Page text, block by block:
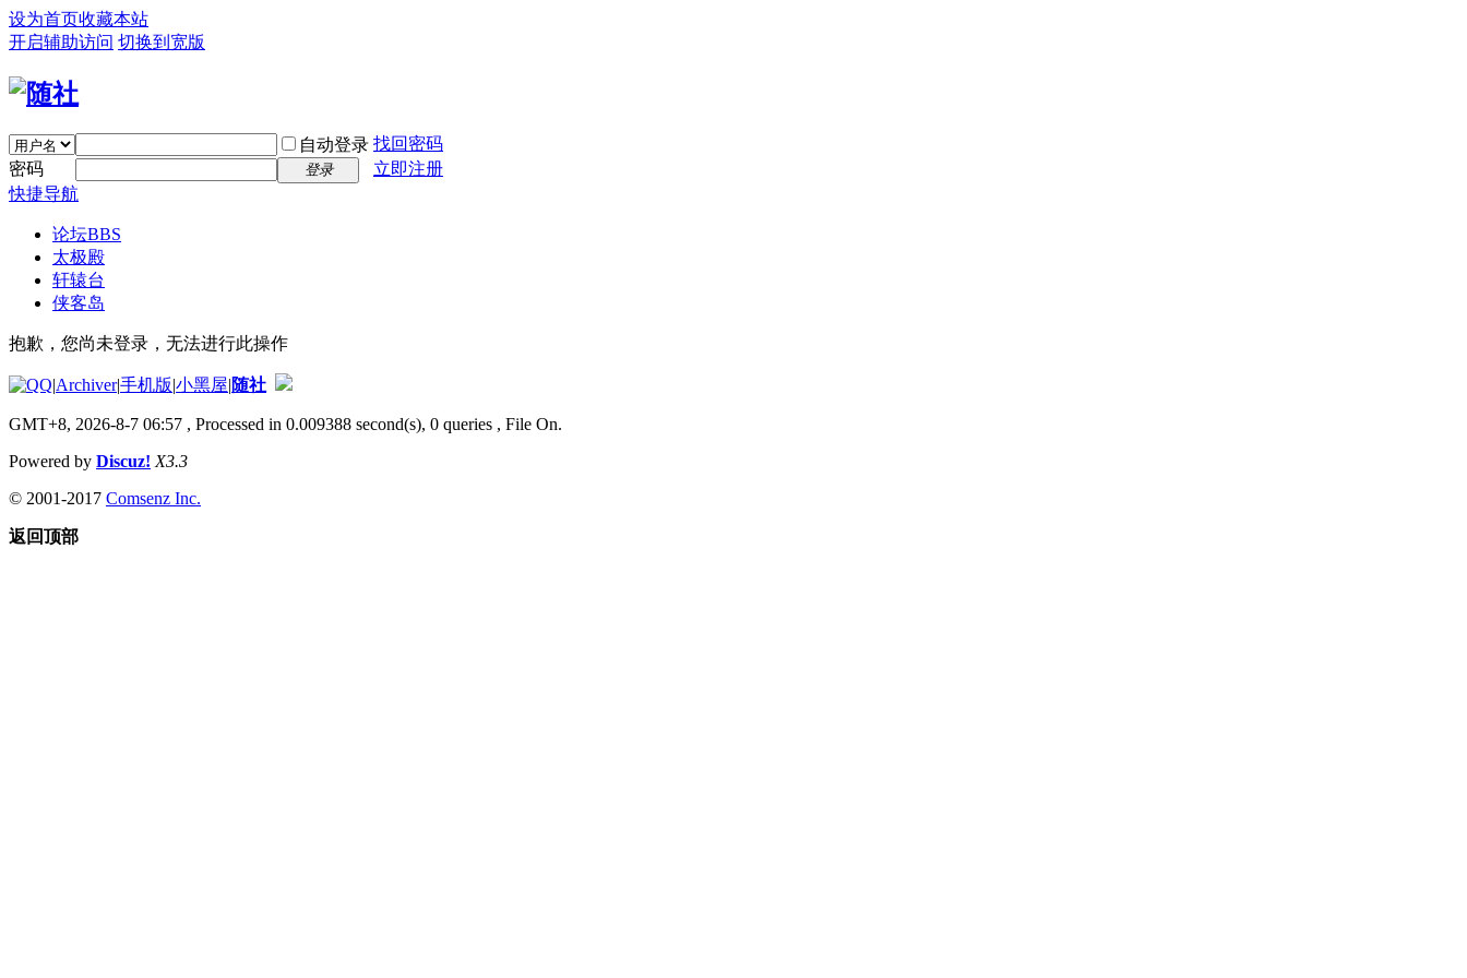
设为首页收藏本站
开启辅助访问 切换到宽版
自动登录 找回密码
密码
登录
立即注册
快捷导航
论坛BBS
太极殿
轩辕台
侠客岛
抱歉，您尚未登录，无法进行此操作
|Archiver|手机版|小黑屋|随社
GMT+8, 2026-8-7 06:57 , Processed in 0.009388 second(s), 0 queries , File On.
Powered by Discuz! X3.3
© 2001-2017 Comsenz Inc.
返回顶部